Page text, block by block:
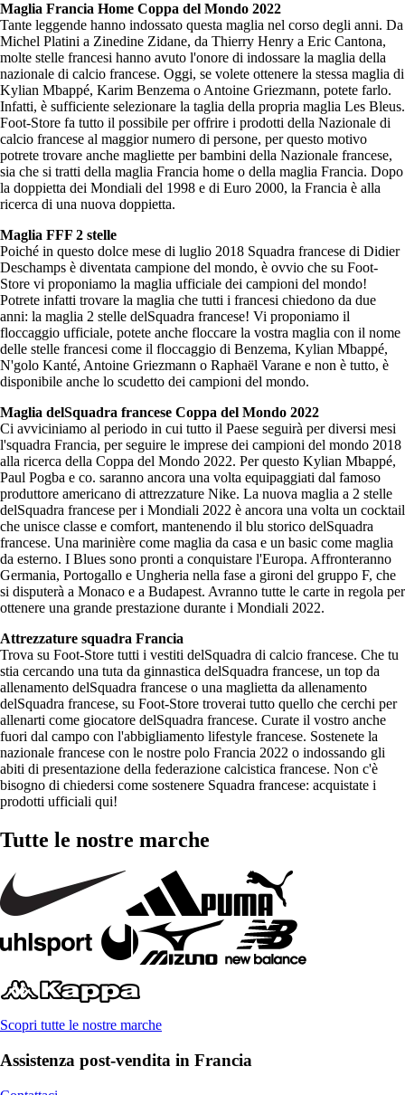
Maglia Francia Home Coppa del Mondo 2022
Tante leggende hanno indossato questa maglia nel corso degli anni. Da
Michel Platini a Zinedine Zidane, da Thierry Henry a Eric Cantona,
molte stelle francesi hanno avuto l'onore di indossare la maglia della
nazionale di calcio francese. Oggi, se volete ottenere la stessa maglia di
Kylian Mbappé, Karim Benzema o Antoine Griezmann, potete farlo.
Infatti, è sufficiente selezionare la taglia della propria maglia Les Bleus.
Foot-Store fa tutto il possibile per offrire i prodotti della Nazionale di
calcio francese al maggior numero di persone, per questo motivo
potrete trovare anche magliette per bambini della Nazionale francese,
sia che si tratti della maglia Francia home o della maglia Francia. Dopo
la doppietta dei Mondiali del 1998 e di Euro 2000, la Francia è alla
ricerca di una nuova doppietta.
Maglia FFF 2 stelle
Poiché in questo dolce mese di luglio 2018 Squadra francese di Didier
Deschamps è diventata campione del mondo, è ovvio che su Foot-
Store vi proponiamo la maglia ufficiale dei campioni del mondo!
Potrete infatti trovare la maglia che tutti i francesi chiedono da due
anni: la maglia 2 stelle delSquadra francese! Vi proponiamo il
floccaggio ufficiale, potete anche floccare la vostra maglia con il nome
delle stelle francesi come il floccaggio di Benzema, Kylian Mbappé,
N'golo Kanté, Antoine Griezmann o Raphaël Varane e non è tutto, è
disponibile anche lo scudetto dei campioni del mondo.
Maglia delSquadra francese Coppa del Mondo 2022
Ci avviciniamo al periodo in cui tutto il Paese seguirà per diversi mesi
l'squadra Francia, per seguire le imprese dei campioni del mondo 2018
alla ricerca della Coppa del Mondo 2022. Per questo Kylian Mbappé,
Paul Pogba e co. saranno ancora una volta equipaggiati dal famoso
produttore americano di attrezzature Nike. La nuova maglia a 2 stelle
delSquadra francese per i Mondiali 2022 è ancora una volta un cocktail
che unisce classe e comfort, mantenendo il blu storico delSquadra
francese. Una marinière come maglia da casa e un basic come maglia
da esterno. I Blues sono pronti a conquistare l'Europa. Affronteranno
Germania, Portogallo e Ungheria nella fase a gironi del gruppo F, che
si disputerà a Monaco e a Budapest. Avranno tutte le carte in regola per
ottenere una grande prestazione durante i Mondiali 2022.
Attrezzature squadra Francia
Trova su Foot-Store tutti i vestiti delSquadra di calcio francese. Che tu
stia cercando una tuta da ginnastica delSquadra francese, un top da
allenamento delSquadra francese o una maglietta da allenamento
delSquadra francese, su Foot-Store troverai tutto quello che cerchi per
allenarti come giocatore delSquadra francese. Curate il vostro anche
fuori dal campo con l'abbigliamento lifestyle francese. Sostenete la
nazionale francese con le nostre polo Francia 2022 o indossando gli
abiti di presentazione della federazione calcistica francese. Non c'è
bisogno di chiedersi come sostenere Squadra francese: acquistate i
prodotti ufficiali qui!
Tutte le nostre marche
Scopri tutte le nostre marche
Assistenza post-vendita in Francia